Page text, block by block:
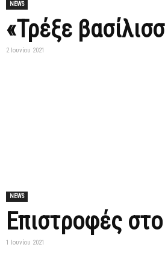
NEWS
«Τρέξε
2 Ιουνίου 2021
NEWS
Επιστροφές
1 Ιουνίου 2021